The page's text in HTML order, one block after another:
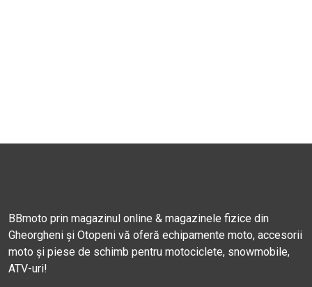
BBmoto prin magazinul online & magazinele fizice din
Gheorgheni și Otopeni vă oferă echipamente moto, accesorii
moto și piese de schimb pentru motociclete, snowmobile,
ATV-uri!